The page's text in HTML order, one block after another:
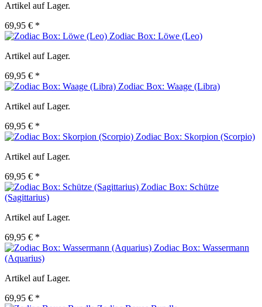
Artikel auf Lager.
69,95 € *
Zodiac Box: Löwe (Leo)
Artikel auf Lager.
69,95 € *
Zodiac Box: Waage (Libra)
Artikel auf Lager.
69,95 € *
Zodiac Box: Skorpion (Scorpio)
Artikel auf Lager.
69,95 € *
Zodiac Box: Schütze
(Sagittarius)
Artikel auf Lager.
69,95 € *
Zodiac Box: Wassermann
(Aquarius)
Artikel auf Lager.
69,95 € *